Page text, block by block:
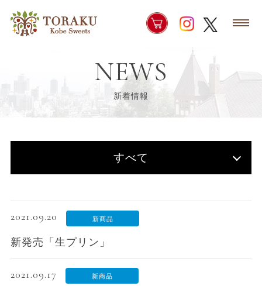
NEWS
新着情報
すべて
2021.09.20 新商品
新発売「生プリン」
2021.09.17 新商品